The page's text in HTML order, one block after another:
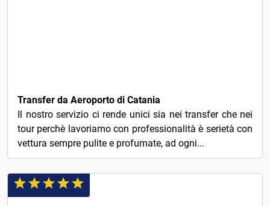
Transfer da Aeroporto di Catania
Il nostro servizio ci rende unici sia nei transfer che nei
tour perchè lavoriamo con professionalità è serietà con
vettura sempre pulite e profumate, ad ogni...